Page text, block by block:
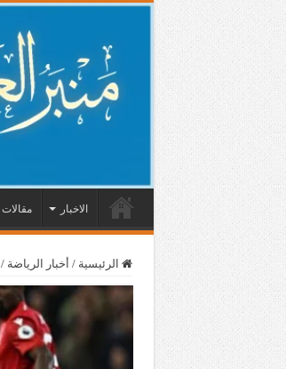
الاخبار مقالات
الرئيسية / أخبار الرياضة /